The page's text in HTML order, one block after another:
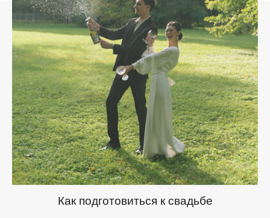
Как подготовиться к свадьбе